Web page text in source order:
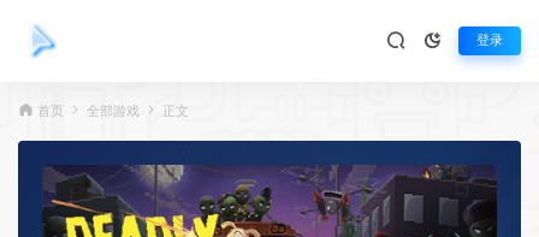
登录
首页 全部游戏 正文